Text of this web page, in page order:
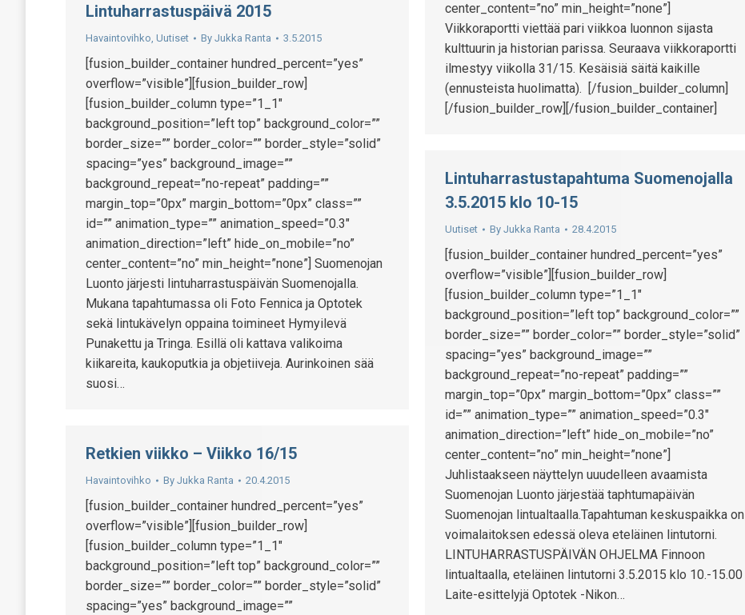
center_content=”no” min_height=”none”]
Viikkoraportti viettää pari viikkoa luonnon sijasta
kulttuurin ja historian parissa. Seuraava viikkoraportti
ilmestyy viikolla 31/15. Kesäisiä säitä kaikille
(ennusteista huolimatta). [/fusion_builder_column]
[/fusion_builder_row][/fusion_builder_container]
Lintuharrastuspäivä 2015
Havaintovihko Uutiset By Jukka Ranta 3.5.2015
[fusion_builder_container hundred_percent=”yes”
overflow=”visible”][fusion_builder_row]
[fusion_builder_column type=”1_1″
background_position=”left top” background_color=””
border_size=”” border_color=”” border_style=”solid”
spacing=”yes” background_image=””
background_repeat=”no-repeat” padding=””
margin_top=”0px” margin_bottom=”0px” class=””
id=”” animation_type=”” animation_speed=”0.3″
animation_direction=”left” hide_on_mobile=”no”
center_content=”no” min_height=”none”] Suomenojan
Luonto järjesti lintuharrastuspäivän Suomenojalla.
Mukana tapahtumassa oli Foto Fennica ja Optotek
sekä lintukävelyn oppaina toimineet Hymyilevä
Punakettu ja Tringa. Esillä oli kattava valikoima
kiikareita, kaukoputkia ja objetiiveja. Aurinkoinen sää
suosi…
Lintuharrastustapahtuma Suomenojalla
3.5.2015 klo 10-15
Uutiset By Jukka Ranta 28.4.2015
[fusion_builder_container hundred_percent=”yes”
overflow=”visible”][fusion_builder_row]
[fusion_builder_column type=”1_1″
background_position=”left top” background_color=””
border_size=”” border_color=”” border_style=”solid”
spacing=”yes” background_image=””
background_repeat=”no-repeat” padding=””
margin_top=”0px” margin_bottom=”0px” class=””
id=”” animation_type=”” animation_speed=”0.3″
animation_direction=”left” hide_on_mobile=”no”
center_content=”no” min_height=”none”]
Juhlistaakseen näyttelyn uuudelleen avaamista
Suomenojan Luonto järjestää taphtumapäivän
Suomenojan lintualtaalla.Tapahtuman keskuspaikka on
voimalaitoksen edessä oleva eteläinen lintutorni.
LINTUHARRASTUSPÄIVÄN OHJELMA Finnoon
lintualtaalla, eteläinen lintutorni 3.5.2015 klo 10.-15.00
Laite-esittelyjä Optotek -Nikon…
Retkien viikko – Viikko 16/15
Havaintovihko By Jukka Ranta 20.4.2015
[fusion_builder_container hundred_percent=”yes”
overflow=”visible”][fusion_builder_row]
[fusion_builder_column type=”1_1″
background_position=”left top” background_color=””
border_size=”” border_color=”” border_style=”solid”
spacing=”yes” background_image=””